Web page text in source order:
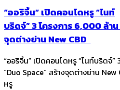
“ออริจิ้น” เปิดคอนโดหรู “ไนท์
บริดจ์” 3 โครงการ 6,000 ล้า
จุดต่างย่าน New CBD
“ออริจิ้น” เปิดคอนโดหรู “ไนท์บริดจ์
“Duo Space” สร้างจุดต่างย่าน
หรู